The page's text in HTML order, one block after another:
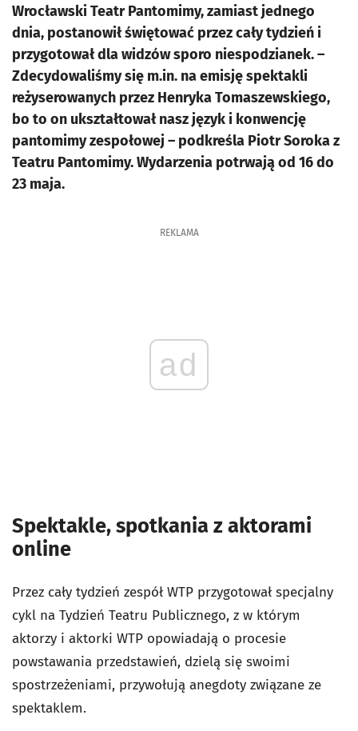
Wrocławski Teatr Pantomimy, zamiast jednego
dnia, postanowił świętować przez cały tydzień i
przygotował dla widzów sporo niespodzianek. –
Zdecydowaliśmy się m.in. na emisję spektakli
reżyserowanych przez Henryka Tomaszewskiego,
bo to on ukształtował nasz język i konwencję
pantomimy zespołowej – podkreśla Piotr Soroka z
Teatru Pantomimy. Wydarzenia potrwają od 16 do
23 maja.
REKLAMA
ad
Spektakle, spotkania z aktorami
online
Przez cały tydzień zespół WTP przygotował specjalny
cykl na Tydzień Teatru Publicznego, z w którym
aktorzy i aktorki WTP opowiadają o procesie
powstawania przedstawień, dzielą się swoimi
spostrzeżeniami, przywołują anegdoty związane ze
spektaklem.